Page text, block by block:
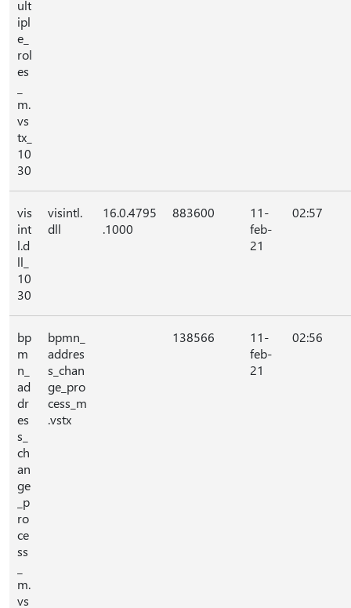
ult
ipl
e_
rol
es
m.
vs
tx_
10
30
vis
int
l.d
ll_
10
30
visintl.
dll
16.0.4795
.1000
883600
11-
feb-
21
02:57
bp
m
n_
ad
dr
es
s_
ch
an
ge
_p
ro
ce
ss
m.
vs
bpmn_
addres
s_chan
ge_pro
cess_m
.vstx
138566
11-
feb-
21
02:56